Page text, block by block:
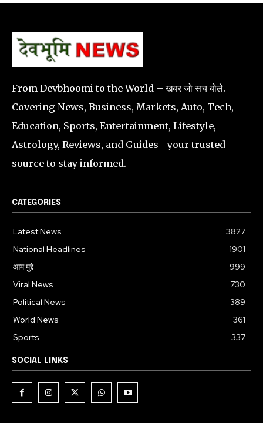
From Devbhoomi to the World – खबर जो सच बोले.
Covering News, Business, Markets, Auto, Tech,
Education, Sports, Entertainment, Lifestyle,
Astrology, Reviews, and Guides—your trusted
source to stay informed.
CATEGORIES
Latest News
3827
National Headlines
1901
आम मुद्दे
999
Viral News
730
Political News
389
World News
361
Sports
337
SOCIAL LINKS